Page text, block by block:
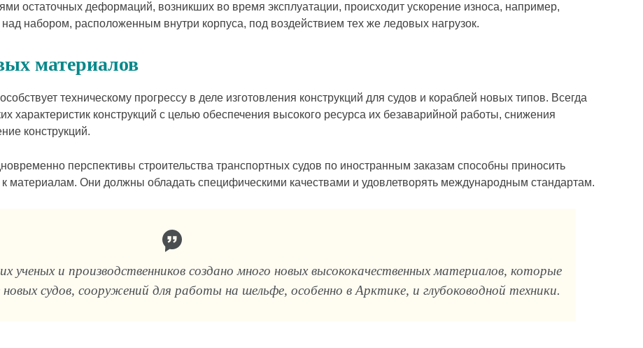
остаточных деформаций, возникших во время эксплуатации, происходит ускорение износа, например,
набором, расположенным внутри корпуса, под воздействием тех же ледовых нагрузок.
материалов
техническому прогрессу в деле изготовления конструкций для судов и кораблей новых типов. Всегда
характеристик конструкций с целью обеспечения высокого ресурса их безаварийной работы, снижения
конструкций.
перспективы строительства транспортных судов по иностранным заказам способны приносить
материалам. Они должны обладать специфическими качествами и удовлетворять международным стандартам.
ученых и производственников создано много новых высококачественных материалов, которые
судов, сооружений для работы на шельфе, особенно в Арктике, и глубоководной техники.